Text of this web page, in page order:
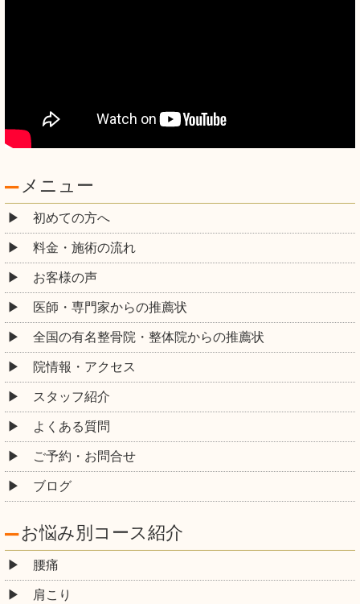
メニュー
初めての方へ
料金・施術の流れ
お客様の声
医師・専門家からの推薦状
全国の有名整骨院・整体院からの推薦状
院情報・アクセス
スタッフ紹介
よくある質問
ご予約・お問合せ
ブログ
お悩み別コース紹介
腰痛
肩こり